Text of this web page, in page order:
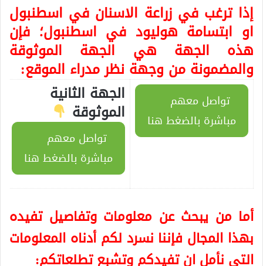
إذا ترغب في زراعة الاسنان في اسطنبول
او ابتسامة هوليود في اسطنبول؛ فإن
هذه الجهة هي الجهة الموثوقة
والمضمونة من وجهة نظر مدراء الموقع:
تواصل معهم
مباشرة بالضغط هنا
الجهة الثانية
الموثوقة
تواصل معهم
مباشرة بالضغط هنا
أما من يبحث عن معلومات وتفاصيل تفيده
بهذا المجال فإننا نسرد لكم أدناه المعلومات
التي نأمل ان تفيدكم وتشبع تطلعاتكم: